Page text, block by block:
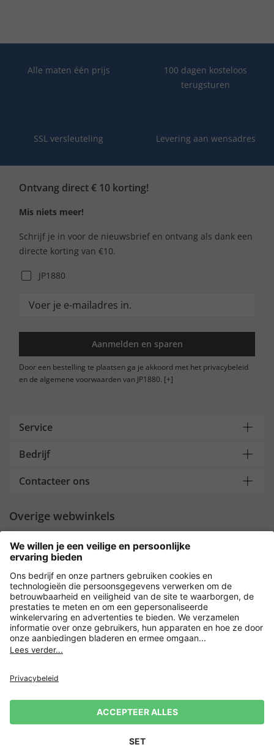
Alle maten één prijs
100 dagen kosteloos
terugsturen
SSL versleuteling Levering aan wensadres
Ontvang direct € 10 korting!
Mis niets meer!
Schrijf je in voor de nieuwsbrief en ontvang als dank een
directe korting van €10.
JP1880
Aanmelden en sparen
Door een bestelling te plaatsen ga je akkoord met het privacybeleid
en de algemene voorwaarden van JP1880. [+]
Service
Bedrijf
Contacteer ons
Overige webwinkels
Nederland
Payment and Delivery
Versleuteling met
Verkoopvoorwaarden
Leveringsvoorwaarden
Herroeping indienen
Impressum Cookie-instellingen